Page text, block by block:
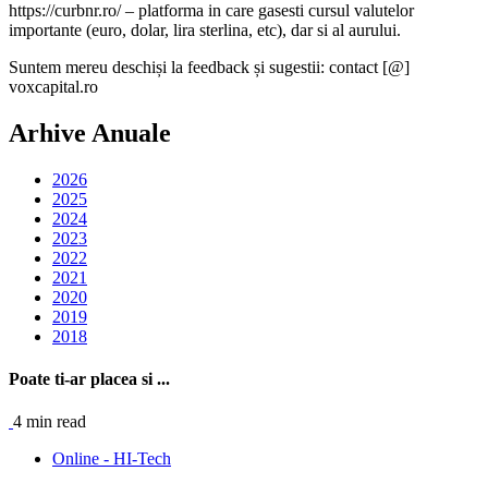
https://curbnr.ro/ – platforma in care gasesti cursul valutelor
importante (euro, dolar, lira sterlina, etc), dar si al aurului.
Suntem mereu deschiși la feedback și sugestii: contact [@]
voxcapital.ro
Arhive Anuale
2026
2025
2024
2023
2022
2021
2020
2019
2018
Poate ti-ar placea si ...
4 min read
Online - HI-Tech